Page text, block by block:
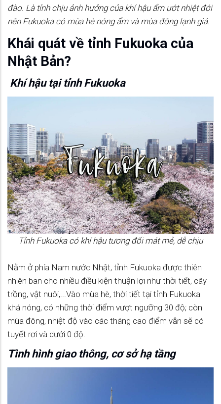
đào. Là tỉnh chịu ảnh hưởng của khí hậu ẩm ướt nhiệt đới
nên Fukuoka có mùa hè nóng ẩm và mùa đông lạnh giá.
Khái quát về tỉnh Fukuoka của
Nhật Bản?
Khí hậu tại tỉnh Fukuoka
Tỉnh Fukuoka có khí hậu tương đối mát mẻ, dễ chịu
Nằm ở phía Nam nước Nhật, tỉnh Fukuoka được thiên
nhiên ban cho nhiều điều kiện thuận lợi như thời tiết, cây
trồng, vật nuôi,...Vào mùa hè, thời tiết tại tỉnh Fukuoka
khá nóng, có những thời điểm vượt ngưỡng 30 độ; còn
mùa đông, nhiệt độ vào các tháng cao điểm vẫn sẽ có
tuyết rơi và dưới 0 độ.
Tình hình giao thông, cơ sở hạ tầng